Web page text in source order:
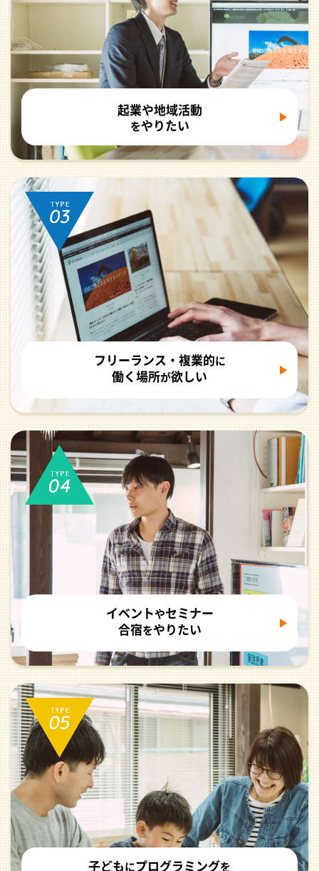
起業や地域活動
をやりたい
フリーランス・複業的に
働く場所が欲しい
イベントやセミナー
合宿をやりたい
子ども にプログラミングを